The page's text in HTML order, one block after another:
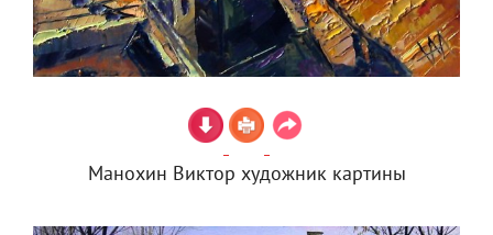
Манохин Виктор художник картины